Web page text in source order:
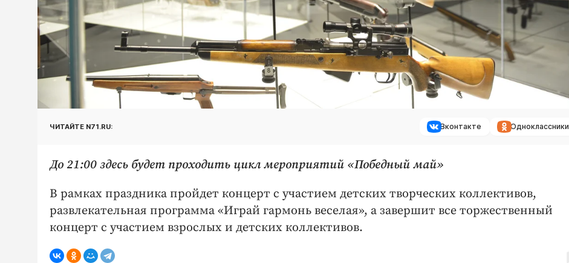
ЧИТАЙТЕ N71.RU: Вконтакте Одноклассники
До 21:00 здесь будет проходить цикл мероприятий «Победный май»
В рамках праздника пройдет концерт с участием детских творческих коллективов,
развлекательная программа «Играй гармонь веселая», а завершит все торжественный
концерт с участием взрослых и детских коллективов.